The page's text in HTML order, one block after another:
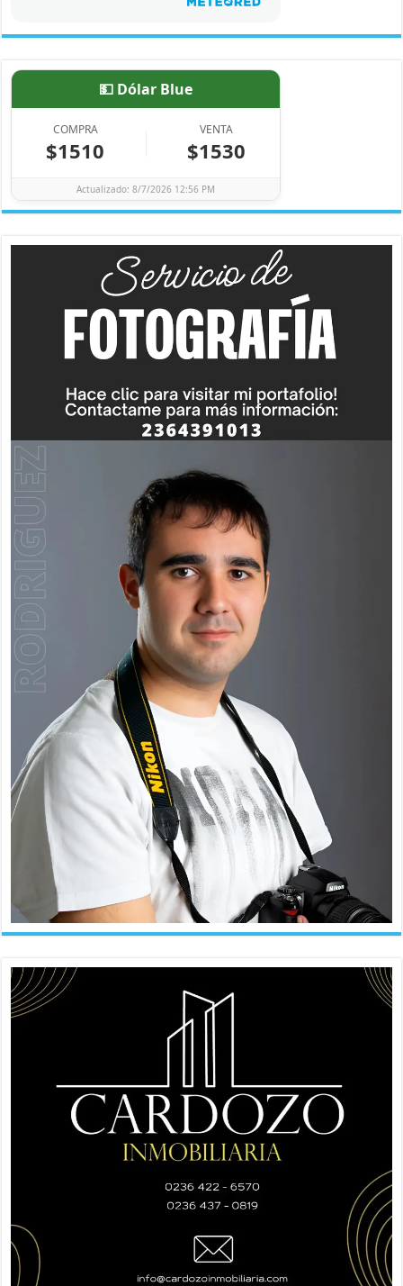
💵 Dólar Blue
COMPRA
$1510
VENTA
$1530
Actualizado: 8/7/2026 12:56 PM